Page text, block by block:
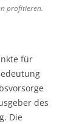
profitieren.
für
des
Die